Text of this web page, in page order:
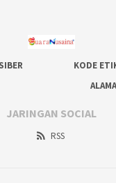
KODE
JARINGAN SOCIAL
RSS